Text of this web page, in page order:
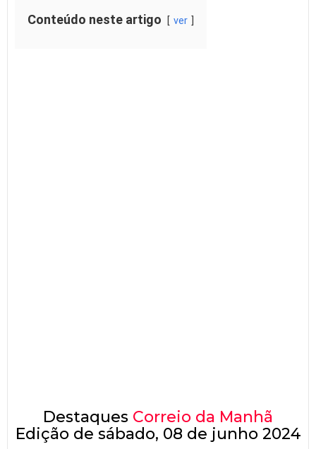
Conteúdo neste artigo ver
Destaques Correio da Manhã
Edição de sábado, 08 de junho 2024